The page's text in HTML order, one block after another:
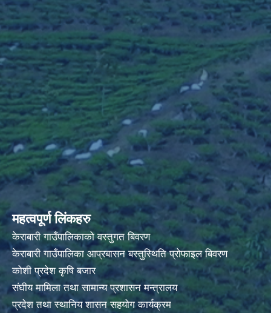
महत्वपूर्ण लिंकहरु
केराबारी गाउँपालिकाको वस्तुगत बिवरण
केराबारी गाउँपालिका आप्रबासन बस्तुस्थिति प्रोफाइल बिवरण
कोशी प्रदेश कृषि बजार
संघीय मामिला तथा सामान्य प्रशासन मन्त्रालय
प्रदेश तथा स्थानिय शासन सहयोग कार्यक्रम